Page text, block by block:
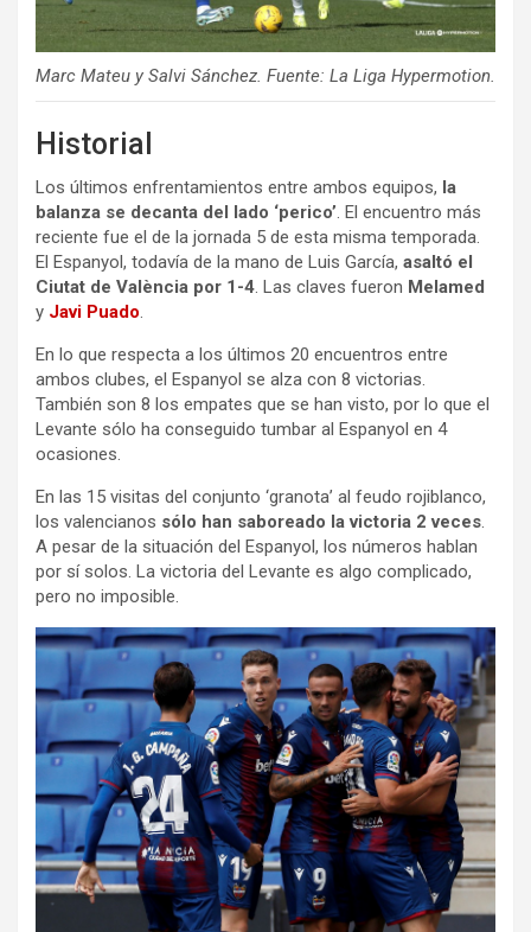
Marc Mateu y Salvi Sánchez. Fuente: La Liga Hypermotion.
Historial
Los últimos enfrentamientos entre ambos equipos, la
balanza se decanta del lado ‘perico’ . El encuentro más
reciente fue el de la jornada 5 de esta misma temporada.
El Espanyol, todavía de la mano de Luis García, asaltó el
Ciutat de València por 1-4 . Las claves fueron Melamed
y Javi Puado
En lo que respecta a los últimos 20 encuentros entre
ambos clubes, el Espanyol se alza con 8 victorias.
También son 8 los empates que se han visto, por lo que el
Levante sólo ha conseguido tumbar al Espanyol en 4
ocasiones.
En las 15 visitas del conjunto ‘granota’ al feudo rojiblanco,
los valencianos sólo han saboreado la victoria 2 veces
A pesar de la situación del Espanyol, los números hablan
por sí solos. La victoria del Levante es algo complicado,
pero no imposible.